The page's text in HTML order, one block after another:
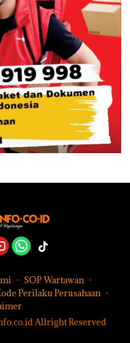
SOP Wartawan
Perilaku Perusahaan
Allright Reserved